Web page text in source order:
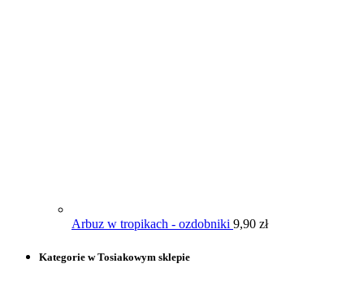
Arbuz w tropikach - ozdobniki 9,90 zł
Kategorie w Tosiakowym sklepie